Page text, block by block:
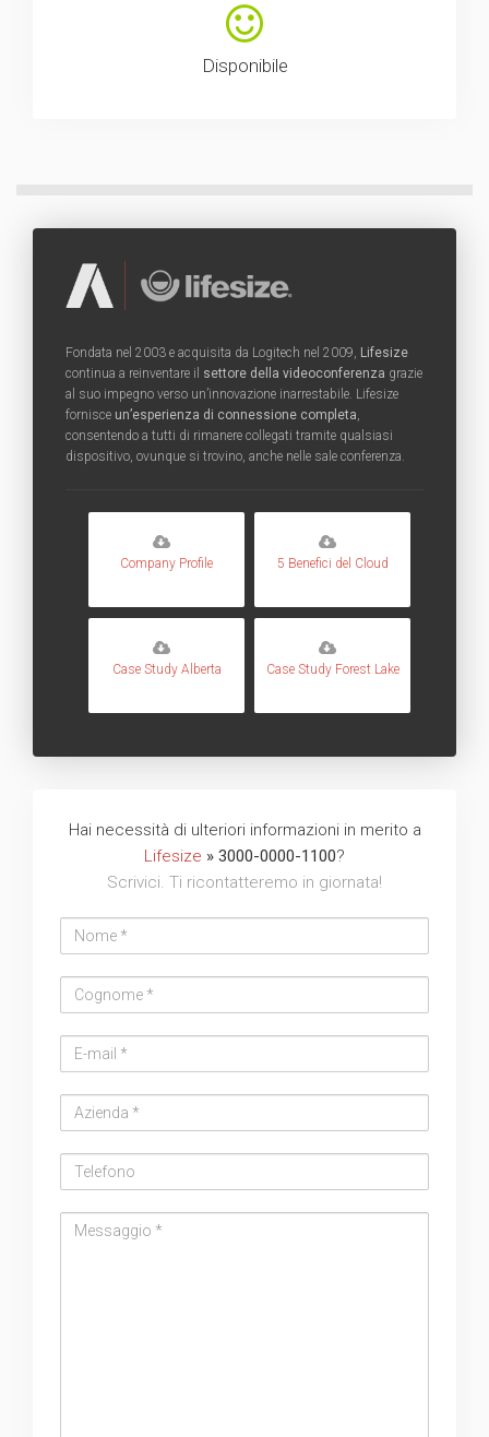
Disponibile
Fondata nel 2003 e acquisita da Logitech nel 2009, Lifesize
continua a reinventare il settore della videoconferenza grazie
al suo impegno verso un’innovazione inarrestabile. Lifesize
fornisce un’esperienza di connessione completa,
consentendo a tutti di rimanere collegati tramite qualsiasi
dispositivo, ovunque si trovino, anche nelle sale conferenza.
Company Profile 5 Benefici del Cloud
Case Study Alberta Case Study Forest Lake
Hai necessità di ulteriori informazioni in merito a
Lifesize » 3000-0000-1100?
Scrivici. Ti ricontatteremo in giornata!
address